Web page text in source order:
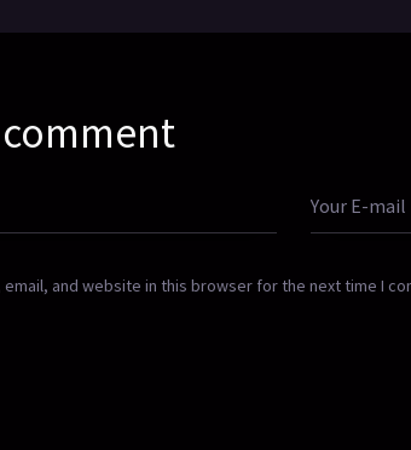
comment
email, and website in this browser for the next time I